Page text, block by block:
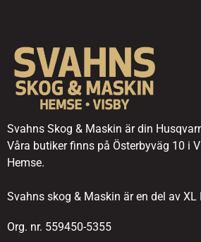
Svahns Skog & Maskin är din
Våra butiker finns på Österbyväg 10 i
Hemse.
Svahns skog & Maskin är en del av XL
Org. nr. 559450-5355